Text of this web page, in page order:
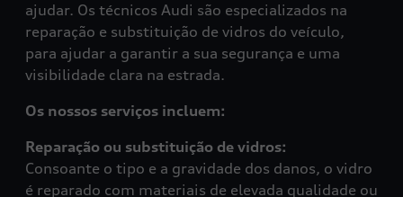
ajudar. Os técnicos Audi são especializados na
reparação e substituição de vidros do veículo,
para ajudar a garantir a sua segurança e uma
visibilidade clara na estrada.
Os nossos serviços incluem:
Reparação ou substituição de vidros:
Consoante o tipo e a gravidade dos danos, o vidro
é reparado com materiais de elevada qualidade ou